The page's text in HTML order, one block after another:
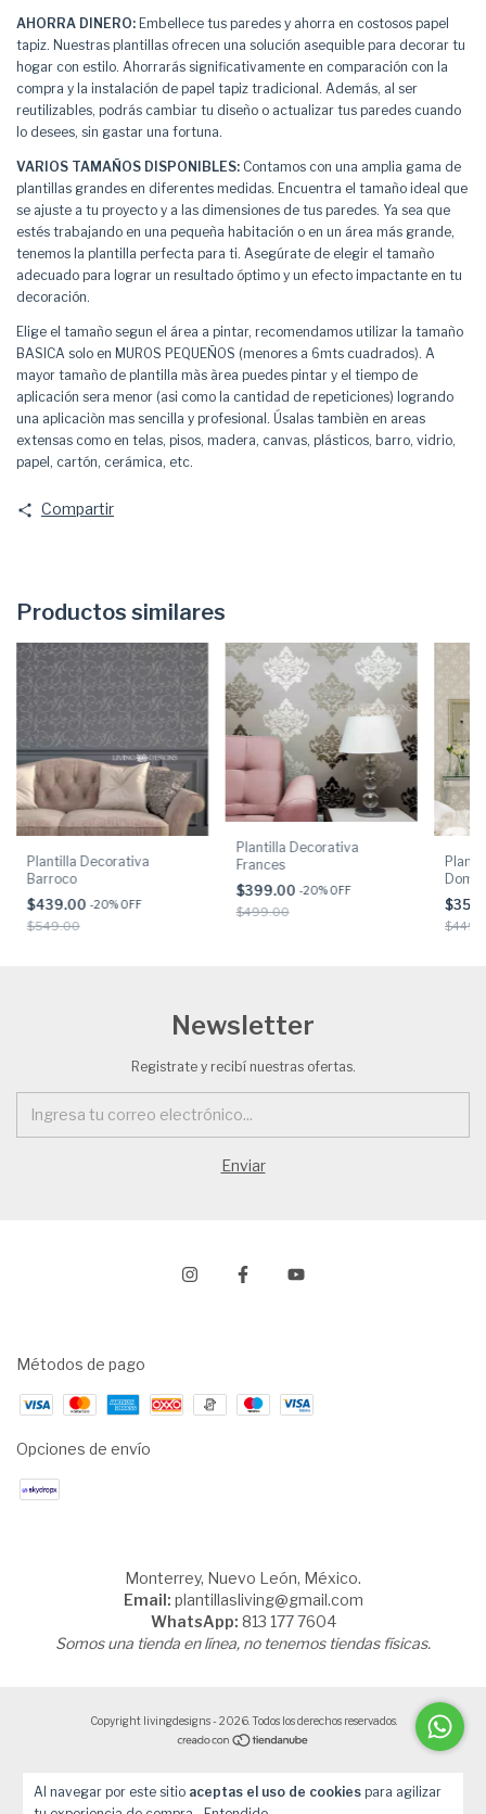
Al navegar por este sitio aceptas el uso de cookies para agilizar
AHORRA DINERO: Embellece tus paredes y ahorra en costosos papel
tapiz. Nuestras plantillas ofrecen una solución asequible para decorar tu
hogar con estilo. Ahorrarás significativamente en comparación con la
compra y la instalación de papel tapiz tradicional. Además, al ser
reutilizables, podrás cambiar tu diseño o actualizar tus paredes cuando
lo desees, sin gastar una fortuna.
VARIOS TAMAÑOS DISPONIBLES: Contamos con una amplia gama de
plantillas grandes en diferentes medidas. Encuentra el tamaño ideal que
se ajuste a tu proyecto y a las dimensiones de tus paredes. Ya sea que
estés trabajando en una pequeña habitación o en un área más grande,
tenemos la plantilla perfecta para ti. Asegúrate de elegir el tamaño
adecuado para lograr un resultado óptimo y un efecto impactante en tu
decoración.
Elige el tamaño segun el área a pintar, recomendamos utilizar la tamaño
BASICA solo en MUROS PEQUEÑOS (menores a 6mts cuadrados). A
mayor tamaño de plantilla màs àrea puedes pintar y el tiempo de
aplicación sera menor (asi como la cantidad de repeticiones) logrando
una aplicaciòn mas sencilla y profesional. Úsalas tambièn en areas
extensas como en telas, pisos, madera, canvas, plásticos, barro, vidrio,
papel, cartón, cerámica, etc.
Compartir
Productos similares
Plantilla Decorativa
Barroco
$439.00 -20% OFF
$549.00
Plantilla Decorativa
Frances
$399.00 -20% OFF
$499.00
Newsletter
Registrate y recibí nuestras ofertas.
Métodos de pago
Opciones de envío
Monterrey, Nuevo León, México.
Email: plantillasliving@gmail.com
WhatsApp: 813 177 7604
Somos una tienda en línea, no tenemos tiendas físicas.
Copyright livingdesigns - 2026. Todos los derechos reservados.